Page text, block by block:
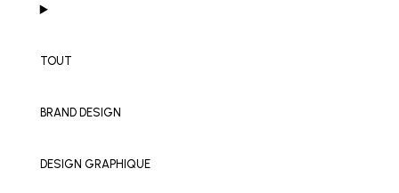
TOUT
BRAND DESIGN
DESIGN GRAPHIQUE